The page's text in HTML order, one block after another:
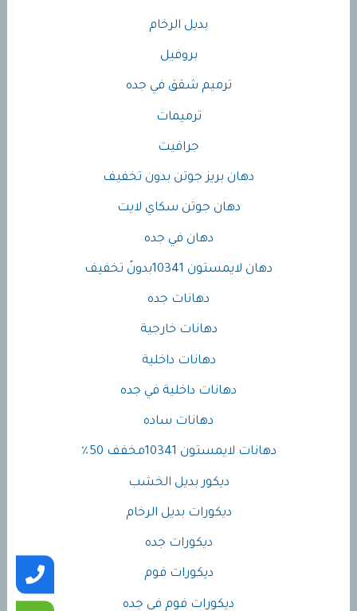
بديل الرخام
بروفيل
ترميم شقق في جده
ترميمات
جرافيت
دهان بريز جوتن بدون تخفيف
دهان جوتن سكاي لايت
دهان في جده
دهان لايمستون 10341بدونً تخفيف
دهانات جده
دهانات خارجية
دهانات داخلية
دهانات داخلية في جده
دهانات ساده
دهانات لايمستون 10341مخفف 50٪
ديكور بديل الخشب
ديكورات بديل الرخام
ديكورات جده
ديكورات فوم
ديكورات فوم في جده